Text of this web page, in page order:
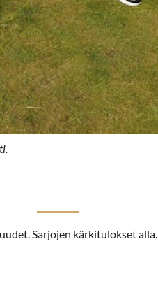
Sarjojen kärkitulokset alla.